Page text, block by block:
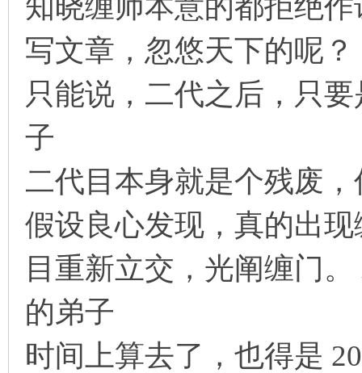
知晓缠师本意的都拒绝
写文章，忽悠天下的呢？
只能说，二代之后，只
子
二代目本身就是个残废
假设良心发现，真的出
目重新立交，光阐缠门
的弟子
时间上算去了，也得是